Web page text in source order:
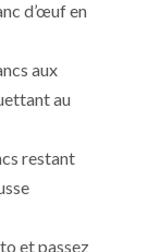
d’œuf en
aux
au
restant
et passez